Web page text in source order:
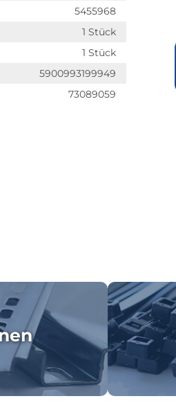
5455968
1 Stück
1 Stück
5900993199949
73089059